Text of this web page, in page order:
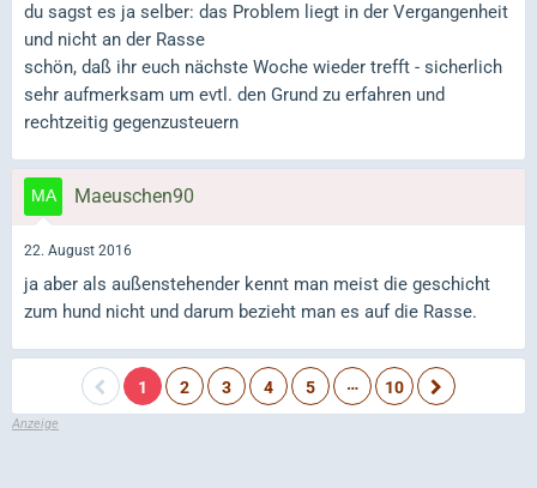
du sagst es ja selber: das Problem liegt in der Vergangenheit
und nicht an der Rasse
schön, daß ihr euch nächste Woche wieder trefft - sicherlich
sehr aufmerksam um evtl. den Grund zu erfahren und
rechtzeitig gegenzusteuern
Maeuschen90
22. August 2016
ja aber als außenstehender kennt man meist die geschicht
zum hund nicht und darum bezieht man es auf die Rasse.
1 2 3 4 5 … 10